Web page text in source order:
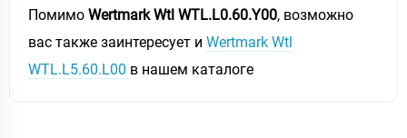
Помимо Wertmark Wtl WTL.L0.60.Y00, возможно
вас также заинтересует и Wertmark Wtl
WTL.L5.60.L00 в нашем каталоге